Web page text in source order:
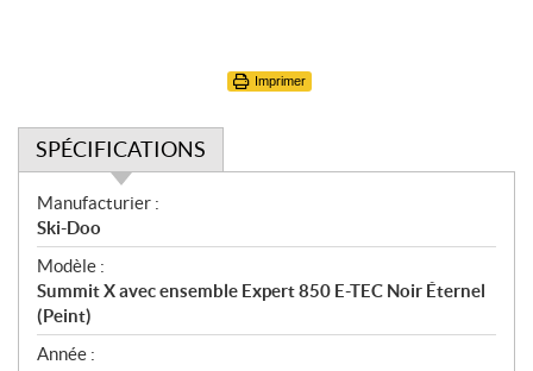
Imprimer
SPÉCIFICATIONS
S
p
é
c
i
f
i
Manufacturier :
Ski-Doo
Modèle :
Summit X avec ensemble Expert 850 E-TEC Noir Éternel
(Peint)
Année :